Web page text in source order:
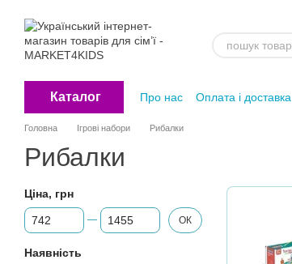
Каталог Про нас Оплата і доставка
Головна Ігрові набори Рибалки
Рибалки
Ціна, грн
Від Ціна, грн
До Ціна, грн ОК
Наявність